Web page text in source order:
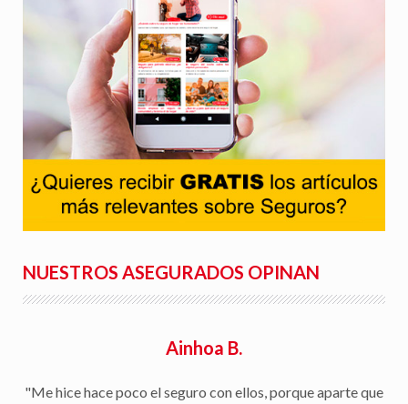
NUESTROS ASEGURADOS OPINAN
Ainhoa B.
"Me hice hace poco el seguro con ellos, porque aparte que